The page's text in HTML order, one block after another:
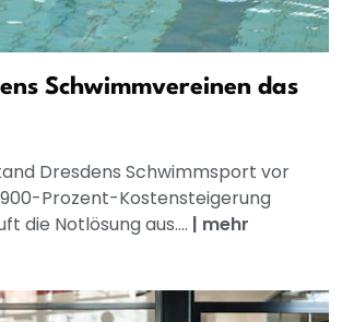
Schwimmvereinen das
Dresdens Schwimmsport vor
Prozent-Kostensteigerung
die Notlösung aus.... | mehr